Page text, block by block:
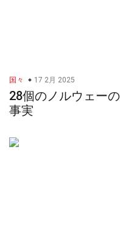
国々 17 2月 2025
28個のノルウェーの
事実